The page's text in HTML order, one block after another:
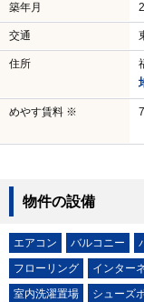
築年月
交通
住所
めやす賃料 ※
物件の設備
エアコン バルコニー
フローリング
インター
室内洗濯置場
シューズ